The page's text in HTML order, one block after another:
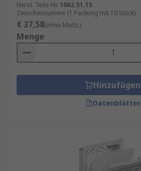
Herst. Teile-Nr. 1062.51.15
Zwischensumme (1 Packung mit 10 Stück)
€ 37,58(ohne MwSt.)
Menge
Hinzufügen
Datenblätter